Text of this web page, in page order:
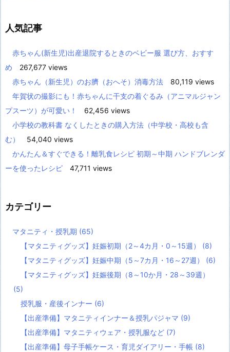
人気記事
赤ちゃん(新生児)出産退院するときのベビー服 選び方、おすす
め
267,677 views
赤ちゃん（新生児）のお臍（おへそ）消毒方法
80,119 views
年賀状の撮影にも！赤ちゃんに干支の着ぐるみ（アニマルジャン
プスーツ）が可愛い！
62,456 views
小学校の教科書 なくしたときの購入方法（中学校・高校も含
む）
54,040 views
かんたん＆すぐできる！離乳食レシピ 初期～中期 ハンドブレンダ
ーを使ったレシピ
47,711 views
カテゴリー
マタニティ・授乳期 (65)
【マタニティグッズ】妊娠初期（2～4カ月・0～15週） (8)
【マタニティグッズ】妊娠中期（5～7カ月・16～27週） (6)
【マタニティグッズ】妊娠後期（8～10か月・28～39週）
(5)
授乳服・産後インナー (6)
【出産準備】マタニティインナー＆授乳パジャマ (9)
【出産準備】マタニティウェア・授乳服など (7)
【出産準備】母子手帳ケース・育児ダイアリー・手帳 (8)